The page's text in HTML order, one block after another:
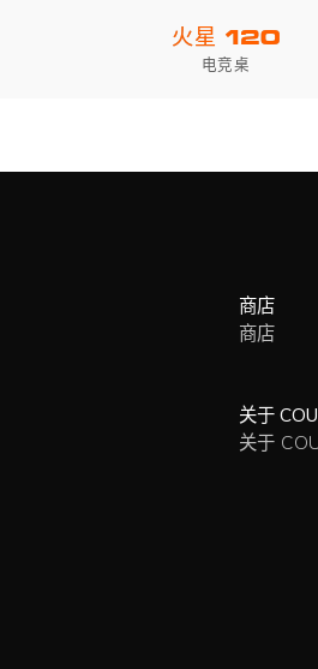
火星 120
电竞桌
商店
商店
关于
关于